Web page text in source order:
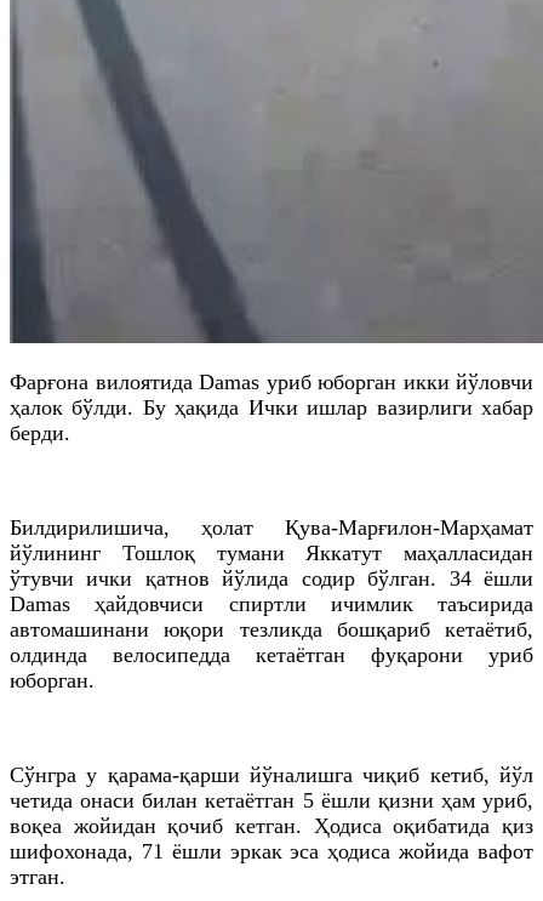
Фарғона вилоятида Damas уриб юборган икки йўловчи
ҳалок бўлди. Бу ҳақида Ички ишлар вазирлиги хабар
берди.
Билдирилишича, ҳолат Қува-Марғилон-Марҳамат
йўлининг Тошлоқ тумани Яккатут маҳалласидан
ўтувчи ички қатнов йўлида содир бўлган. 34 ёшли
Damas ҳайдовчиси спиртли ичимлик таъсирида
автомашинани юқори тезликда бошқариб кетаётиб,
олдинда велосипедда кетаётган фуқарони уриб
юборган.
Сўнгра у қарама-қарши йўналишга чиқиб кетиб, йўл
четида онаси билан кетаётган 5 ёшли қизни ҳам уриб,
воқеа жойидан қочиб кетган. Ҳодиса оқибатида қиз
шифохонада, 71 ёшли эркак эса ҳодиса жойида вафот
этган.